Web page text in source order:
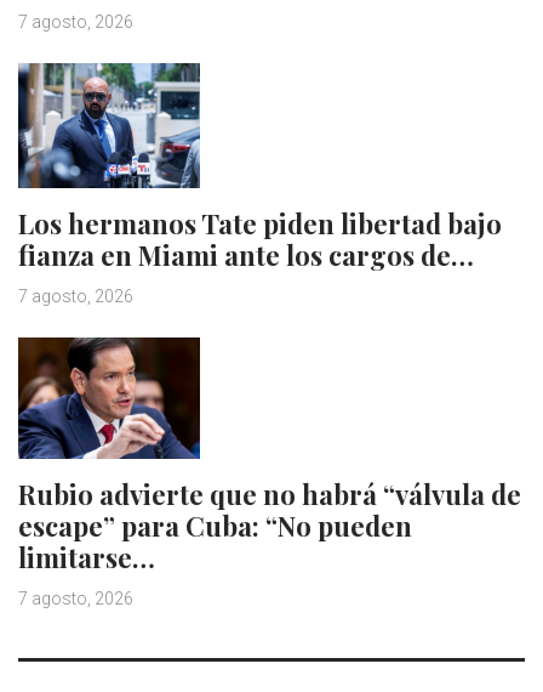
7 agosto, 2026
Los hermanos Tate piden libertad bajo
fianza en Miami ante los cargos de…
7 agosto, 2026
Rubio advierte que no habrá “válvula de
escape” para Cuba: “No pueden
limitarse…
7 agosto, 2026